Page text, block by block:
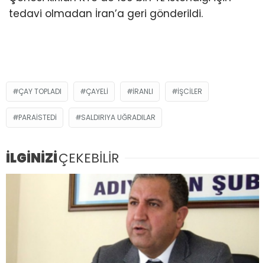
tedavi olmadan İran’a geri gönderildi.
ÇAY TOPLADI ÇAYELI İRANLI IŞCILER
PARAİSTEDİ SALDIRIYA UĞRADILAR
İLGİNİZİÇEKEBİLİR